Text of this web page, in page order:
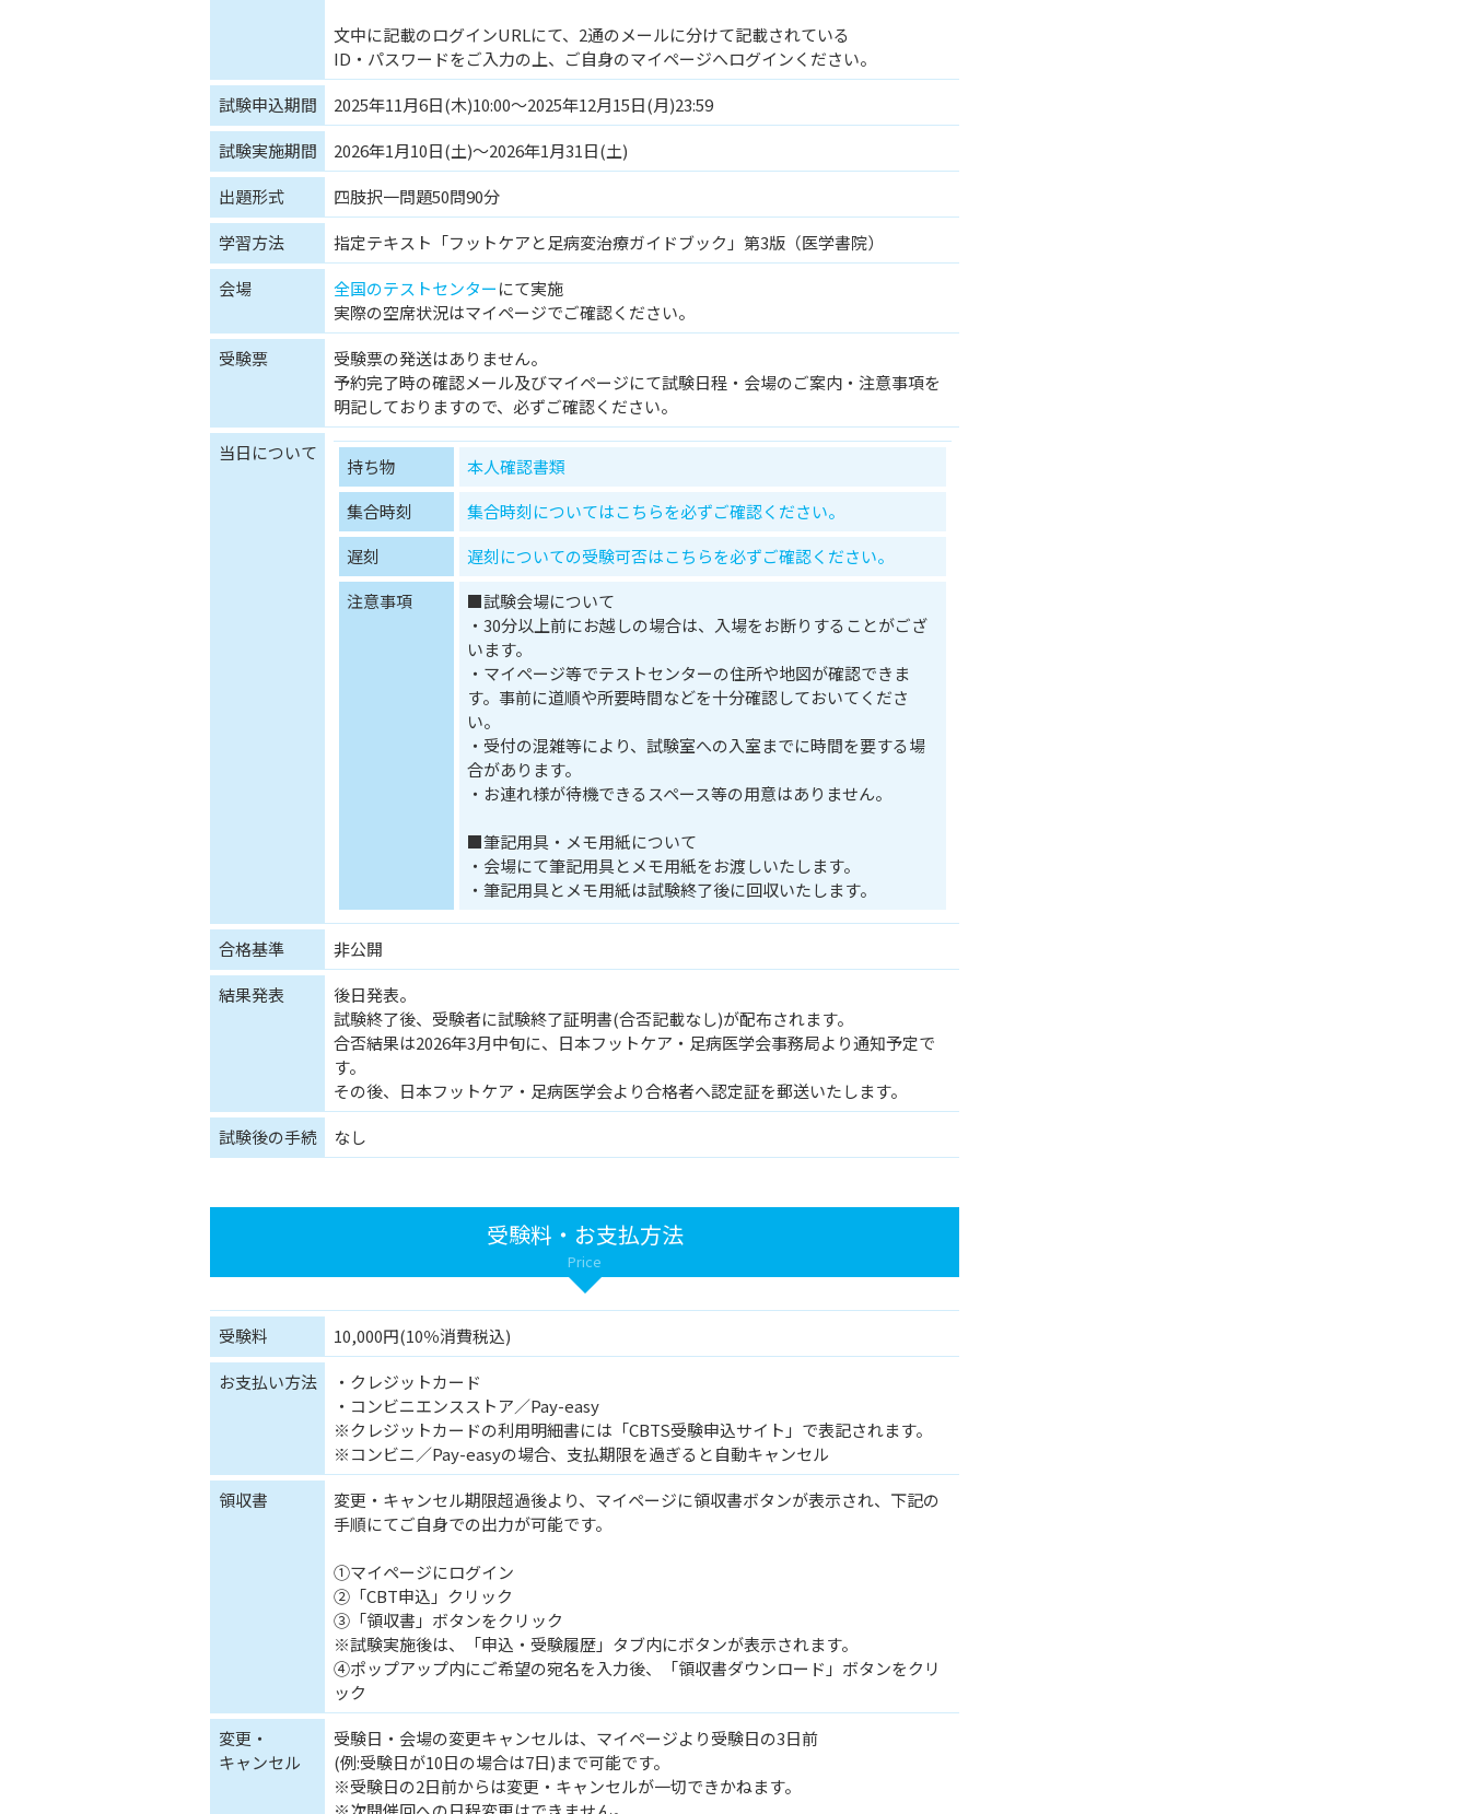
文中に記載のログインURLにて、2通のメールに分けて記載されている
ID・パスワードをご入力の上、ご自身のマイページへログインください。
試験申込期間
2025年11月6日(木)10:00～2025年12月15日(月)23:59
試験実施期間
2026年1月10日(土)～2026年1月31日(土)
出題形式
四肢択一問題50問90分
学習方法
指定テキスト「フットケアと足病変治療ガイドブック」第3版（医学書院）
会場
全国のテストセンターにて実施
実際の空席状況はマイページでご確認ください。
受験票
受験票の発送はありません。
予約完了時の確認メール及びマイページにて試験日程・会場のご案内・注意事項を
明記しておりますので、必ずご確認ください。
当日について
持ち物
本人確認書類
集合時刻
集合時刻についてはこちらを必ずご確認ください。
遅刻
遅刻についての受験可否はこちらを必ずご確認ください。
注意事項
■試験会場について
・30分以上前にお越しの場合は、入場をお断りすることがござ
います。
・マイページ等でテストセンターの住所や地図が確認できま
す。事前に道順や所要時間などを十分確認しておいてくださ
い。
・受付の混雑等により、試験室への入室までに時間を要する場
合があります。
・お連れ様が待機できるスペース等の用意はありません。
■筆記用具・メモ用紙について
・会場にて筆記用具とメモ用紙をお渡しいたします。
・筆記用具とメモ用紙は試験終了後に回収いたします。
合格基準
非公開
結果発表
後日発表。
試験終了後、受験者に試験終了証明書(合否記載なし)が配布されます。
合否結果は2026年3月中旬に、日本フットケア・足病医学会事務局より通知予定で
す。
その後、日本フットケア・足病医学会より合格者へ認定証を郵送いたします。
試験後の手続
なし
受験料・お支払方法
Price
受験料
10,000円(10％消費税込)
お支払い方法
・クレジットカード
・コンビニエンスストア／Pay-easy
※クレジットカードの利用明細書には「CBTS受験申込サイト」で表記されます。
※コンビニ／Pay-easyの場合、支払期限を過ぎると自動キャンセル
領収書
変更・キャンセル期限超過後より、マイページに領収書ボタンが表示され、下記の
手順にてご自身での出力が可能です。
①マイページにログイン
②「CBT申込」クリック
③「領収書」ボタンをクリック
※試験実施後は、「申込・受験履歴」タブ内にボタンが表示されます。
④ポップアップ内にご希望の宛名を入力後、「領収書ダウンロード」ボタンをクリ
ック
変更・
キャンセル
受験日・会場の変更キャンセルは、マイページより受験日の3日前
(例:受験日が10日の場合は7日)まで可能です。
※受験日の2日前からは変更・キャンセルが一切できかねます。